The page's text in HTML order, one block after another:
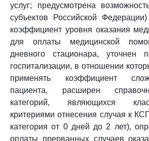
услуг; предусмотрена
субъектов Российской
коэффициент уровня оказания
для оплаты медицинской
дневного стационара, уточнен
госпитализации, в отношении
применять коэффициент
пациента, расширен
категорий, являющихся
критериями отнесения случая к
категория от 0 дней до 2 лет),
оплаты прерванных случаев